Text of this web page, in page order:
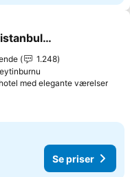
1.248
med elegante værelser
Se priser